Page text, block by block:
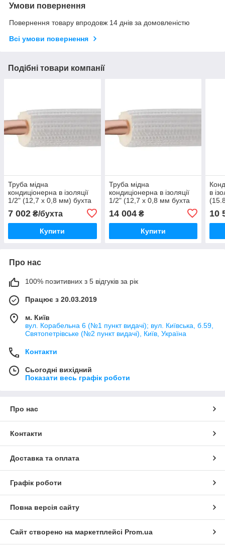
Умови повернення
Повернення товару впродовж 14 днів за домовленістю
Всі умови повернення
Подібні товари компанії
Труба мідна
кондиціонерна в ізоляції
1/2" (12,7 x 0,8 мм) бухта
7 002 ₴/бухта
Купити
Труба мідна
кондиціонерна в ізоляції
1/2" (12,7 x 0,8 мм бухта
14 004₴
Купити
в
10
Про нас
100% позитивних з 5 відгуків за рік
Працює з 20.03.2019
м. Київ
вул. Корабельна 6 (№1 пункт видачі); вул. Київська, б.59,
Святопетрівське (№2 пункт видачі), Київ, Україна
Контакти
Сьогодні вихідний
Показати весь графік роботи
Про нас
Контакти
Доставка та оплата
Графік роботи
Повна версія сайту
Сайт створено на маркетплейсі Prom.ua